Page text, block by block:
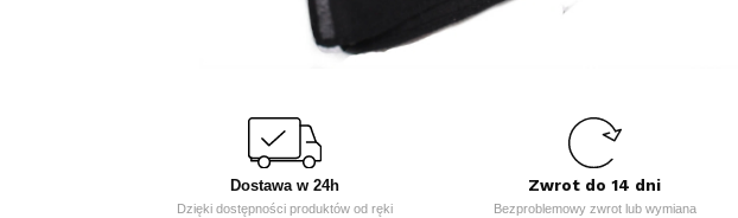
Dostawa w 24h
Dzięki dostępności produktów od ręki
Zwrot do 14 dni
Bezproblemowy zwrot lub wymiana